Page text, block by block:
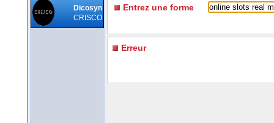
Dicosyn
CRISCO
Entrez une forme
Erreur